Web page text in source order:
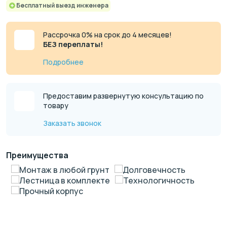
Бесплатный выезд инженера
Рассрочка 0% на срок до 4 месяцев!
БЕЗ переплаты!
Подробнее
Предоставим развернутую консультацию по
товару
Заказать звонок
Преимущества
Монтаж в любой грунт
Долговечность
Лестница в комплекте
Технологичность
Прочный корпус